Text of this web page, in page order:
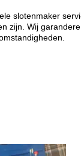
slotenmaker
zijn. Wij